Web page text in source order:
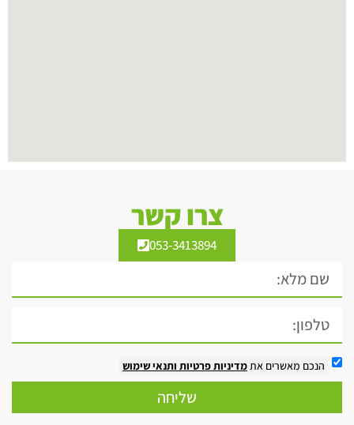
צרו קשר
053-3413894
הנכם מאשרים אתמדיניות פרטיות ותנאי שימוש
שליחה